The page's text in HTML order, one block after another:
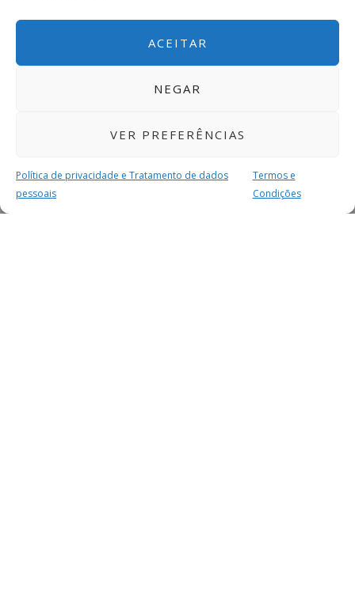
ACEITAR
NEGAR
VER PREFERÊNCIAS
Política de privacidade e Tratamento de dados
pessoais
Termos e
Condições